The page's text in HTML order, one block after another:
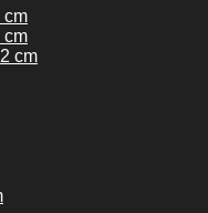
cm
cm
cm